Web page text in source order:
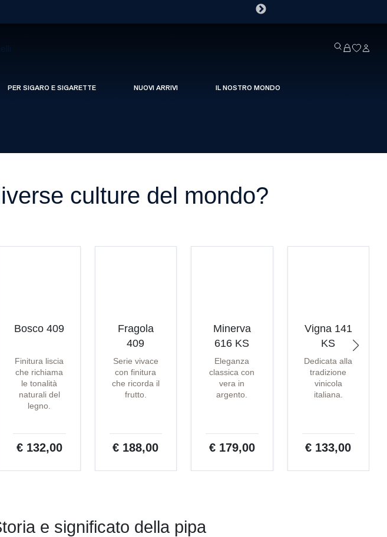
PER SIGARO E SIGARETTE NUOVI ARRIVI IL NOSTRO MONDO
culture del mondo?
Bosco 409
Finitura liscia
che richiama
le tonalità
naturali del
legno.
€ 132,00
Fragola
409
Serie vivace
con finitura
che ricorda il
frutto.
€ 188,00
Minerva
616 KS
Eleganza
classica con
vera in
argento.
€ 179,00
Vigna 141
KS
Dedicata alla
tradizione
vinicola
italiana.
€ 133,00
e significato della pipa